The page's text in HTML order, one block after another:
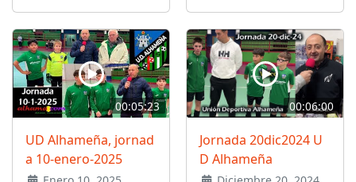
00:05:23
UD Alhameña, jornad
a 10-enero-2025
00:06:00
Jornada 20dic2024 U
D Alhameña